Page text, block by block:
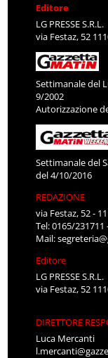
Editore
LG PRESSE S.R.L.
via Festaz, 52
Settimanale del
9/2002
Autorizzazione
Settimanale del
del 4/10/2016
REDAZIONE
via Festaz, 52 -
Tel: 0165/231711
Mail:
Editore
LG PRESSE S.R.L.
via Festaz, 52
DIRETTORE
Luca Mercanti